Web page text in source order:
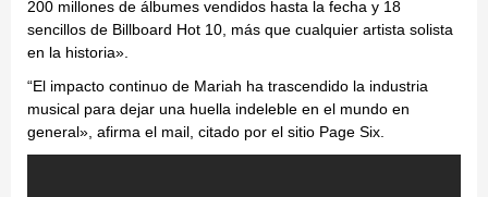
200 millones de álbumes vendidos hasta la fecha y 18
sencillos de Billboard Hot 10, más que cualquier artista solista
en la historia».
“El impacto continuo de Mariah ha trascendido la industria
musical para dejar una huella indeleble en el mundo en
general», afirma el mail, citado por el sitio Page Six.